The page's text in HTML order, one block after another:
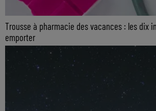
Trousse à pharmacie des vacances : les dix
emporter